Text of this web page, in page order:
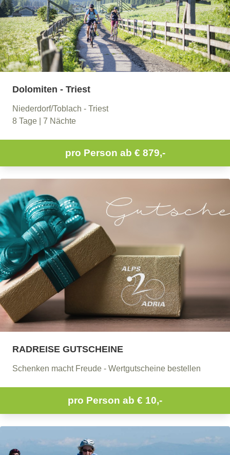
Dolomiten - Triest
Niederdorf/Toblach - Triest
8 Tage | 7 Nächte
pro Person ab € 879,-
RADREISE GUTSCHEINE
Schenken macht Freude - Wertgutscheine bestellen
pro Person ab € 10,-